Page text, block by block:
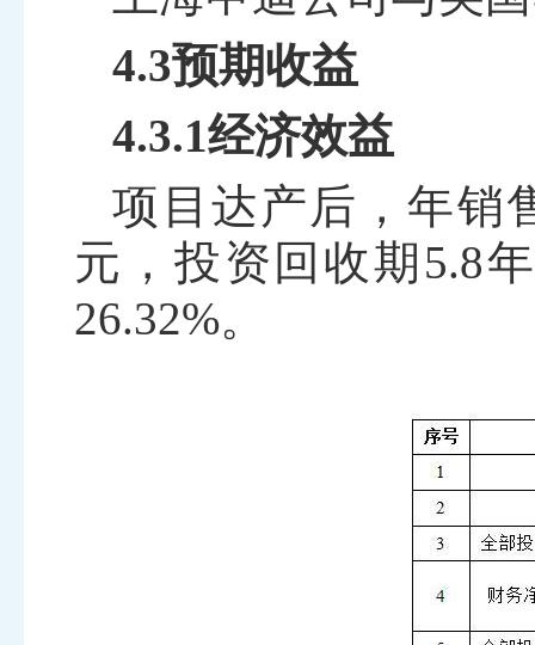
4.3预期收益
4.3.1经济效益
项目达产后，年销
元，投资回收期 5.8
26.32%。